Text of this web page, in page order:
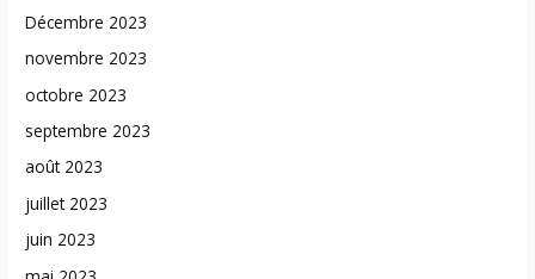
Décembre 2023
novembre 2023
octobre 2023
septembre 2023
août 2023
juillet 2023
juin 2023